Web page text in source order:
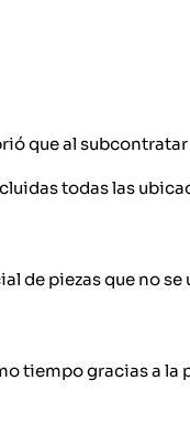
que al
todas las
de piezas que no se
tiempo gracias a la